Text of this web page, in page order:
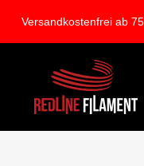
Versandkostenfrei ab
REDLINE
FILAMENT